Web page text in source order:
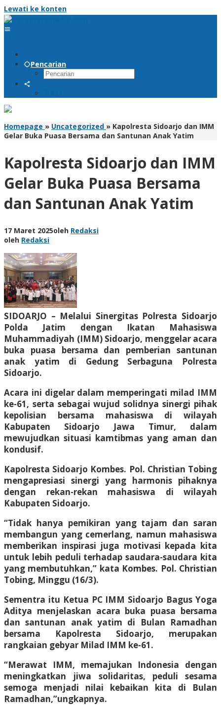
Lewati ke konten
Pencarian
Homepage » Uncategorized » Kapolresta Sidoarjo dan IMM
Gelar Buka Puasa Bersama dan Santunan Anak Yatim
Kapolresta Sidoarjo dan IMM
Gelar Buka Puasa Bersama
dan Santunan Anak Yatim
17 Maret 2025oleh Redaksi
oleh Redaksi
SIDOARJO – Melalui Sinergitas Polresta Sidoarjo
Polda Jatim dengan Ikatan Mahasiswa
Muhammadiyah (IMM) Sidoarjo, menggelar acara
buka puasa bersama dan pemberian santunan
anak yatim di Gedung Serbaguna Polresta
Sidoarjo.
Acara ini digelar dalam memperingati milad IMM
ke-61, serta sebagai wujud solidnya sinergi pihak
kepolisian bersama mahasiswa di wilayah
Kabupaten Sidoarjo Jawa Timur, dalam
mewujudkan situasi kamtibmas yang aman dan
kondusif.
Kapolresta Sidoarjo Kombes. Pol. Christian Tobing
mengapresiasi sinergi yang harmonis pihaknya
dengan rekan-rekan mahasiswa di wilayah
Kabupaten Sidoarjo.
“Tidak hanya pemikiran yang tajam dan saran
membangun yang cemerlang, namun mahasiswa
memberikan inspirasi juga motivasi kepada kita
untuk lebih peduli terhadap saudara-saudara kita
yang membutuhkan,” kata Kombes. Pol. Christian
Tobing, Minggu (16/3).
Sementra itu Ketua PC IMM Sidoarjo Bagus Yoga
Aditya menjelaskan acara buka puasa bersama
dan santunan anak yatim di Bulan Ramadhan
bersama Kapolresta Sidoarjo, merupakan
rangkaian gebyar Milad IMM ke-61.
“Merawat IMM, memajukan Indonesia dengan
meningkatkan jiwa solidaritas, peduli sesama
semoga menjadi nilai kebaikan kita di Bulan
Ramadhan,”ungkapnya.